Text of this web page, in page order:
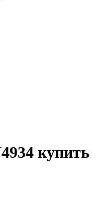
купить